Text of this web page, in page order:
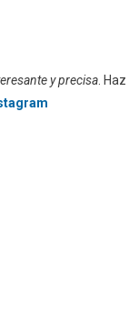
y precisa . Haz